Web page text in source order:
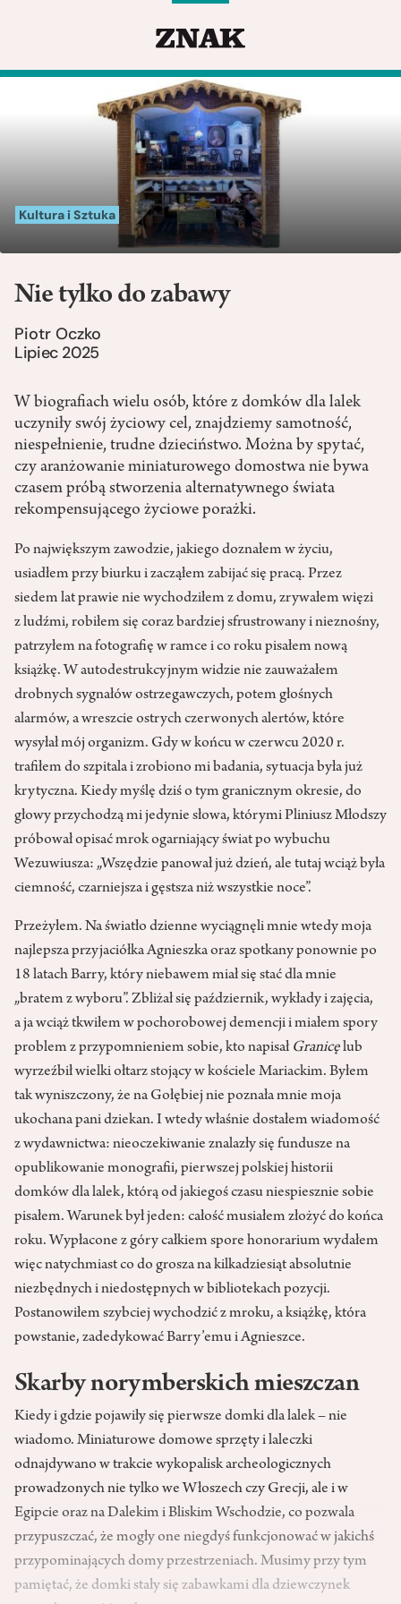
Kultura i Sztuka
Nie tylko do zabawy
Piotr Oczko
Lipiec 2025
W biografiach wielu osób, które z domków dla lalek
uczyniły swój życiowy cel, znajdziemy samotność,
niespełnienie, trudne dzieciństwo. Można by spytać,
czy aranżowanie miniaturowego domostwa nie bywa
czasem próbą stworzenia alternatywnego świata
rekompensującego życiowe porażki.
Po największym zawodzie, jakiego doznałem w życiu,
usiadłem przy biurku i zacząłem zabijać się pracą. Przez
siedem lat prawie nie wychodziłem z domu, zrywałem więzi
z ludźmi, robiłem się coraz bardziej sfrustrowany i nieznośny,
patrzyłem na fotografię w ramce i co roku pisałem nową
książkę. W autodestrukcyjnym widzie nie zauważałem
drobnych sygnałów ostrzegawczych, potem głośnych
alarmów, a wreszcie ostrych czerwonych alertów, które
wysyłał mój organizm. Gdy w końcu w czerwcu 2020 r.
trafiłem do szpitala i zrobiono mi badania, sytuacja była już
krytyczna. Kiedy myślę dziś o tym granicznym okresie, do
głowy przychodzą mi jedynie słowa, którymi Pliniusz Młodszy
próbował opisać mrok ogarniający świat po wybuchu
Wezuwiusza: „Wszędzie panował już dzień, ale tutaj wciąż była
ciemność, czarniejsza i gęstsza niż wszystkie noce”.
Przeżyłem. Na światło dzienne wyciągnęli mnie wtedy moja
najlepsza przyjaciółka Agnieszka oraz spotkany ponownie po
18 latach Barry, który niebawem miał się stać dla mnie
„bratem z wyboru”. Zbliżał się październik, wykłady i zajęcia,
a ja wciąż tkwiłem w pochorobowej demencji i miałem spory
problem z przypomnieniem sobie, kto napisał Granicęlub
wyrzeźbił wielki ołtarz stojący w kościele Mariackim. Byłem
tak wyniszczony, że na Gołębiej nie poznała mnie moja
ukochana pani dziekan. I wtedy właśnie dostałem wiadomość
z wydawnictwa: nieoczekiwanie znalazły się fundusze na
opublikowanie monografii, pierwszej polskiej historii
domków dla lalek, którą od jakiegoś czasu niespiesznie sobie
pisałem. Warunek był jeden: całość musiałem złożyć do końca
roku. Wypłacone z góry całkiem spore honorarium wydałem
więc natychmiast co do grosza na kilkadziesiąt absolutnie
niezbędnych i niedostępnych w bibliotekach pozycji.
Postanowiłem szybciej wychodzić z mroku, a książkę, która
powstanie, zadedykować Barry’emu i Agnieszce.
Skarby norymberskich mieszczan
Kiedy i gdzie pojawiły się pierwsze domki dla lalek – nie
wiadomo. Miniaturowe domowe sprzęty i laleczki
odnajdywano w trakcie wykopalisk archeologicznych
prowadzonych nie tylko we Włoszech czy Grecji, ale i w
Egipcie oraz na Dalekim i Bliskim Wschodzie, co pozwala
przypuszczać, że mogły one niegdyś funkcjonować w jakichś
przypominających domy przestrzeniach. Musimy przy tym
pamiętać, że domki stały się zabawkami dla dziewczynek